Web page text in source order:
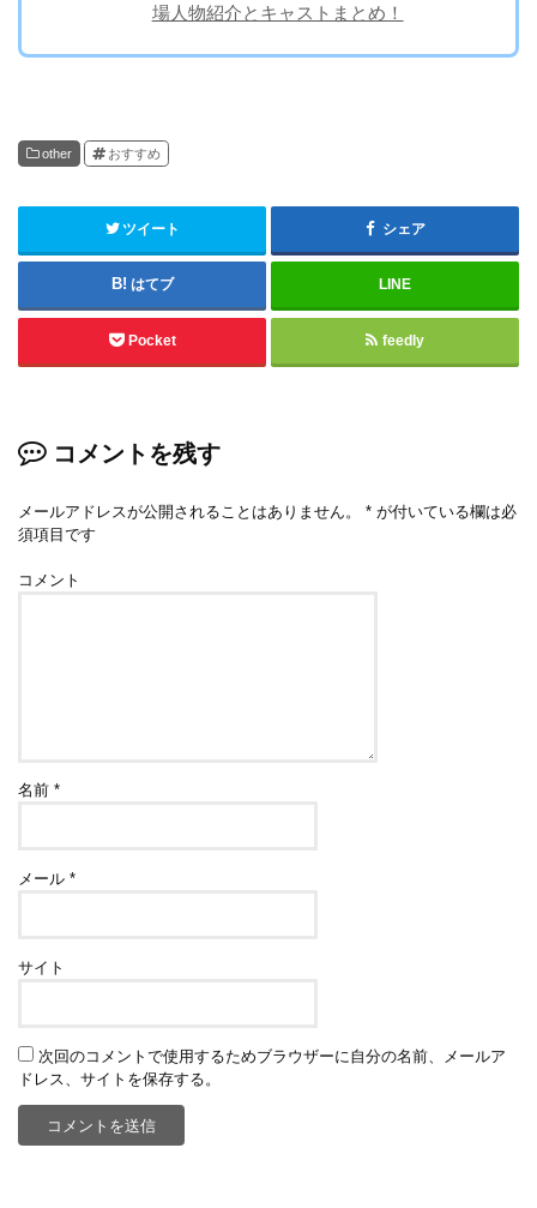
場人物紹介とキャストまとめ！
other おすすめ
ツイート シェア
はてブ LINE
Pocket feedly
コメントを残す
メールアドレスが公開されることはありません。 * が付いている欄は必
須項目です
コメント
名前*
メール*
サイト
次回のコメントで使用するためブラウザーに自分の名前、メールア
ドレス、サイトを保存する。